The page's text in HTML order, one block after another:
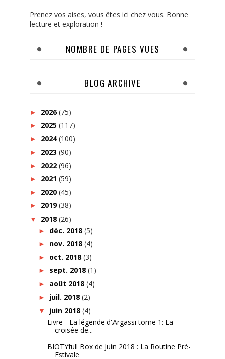
Prenez vos aises, vous êtes ici chez vous. Bonne
lecture et exploration !
NOMBRE DE PAGES VUES
BLOG ARCHIVE
► 2026(75)
► 2025 (117)
► 2024(100)
► 2023 (90)
► 2022 (96)
► 2021 (59)
► 2020 (45)
► 2019(38)
▼ 2018 (26)
► déc. 2018 (5)
► nov. 2018 (4)
► oct. 2018 (3)
► sept. 2018 (1)
► août 2018 (4)
► juil. 2018 (2)
▼ juin 2018 (4)
Livre - La légende d'Argassi tome 1: La
croisée de...
BIOTYfull Box de Juin 2018 : La Routine Pré-
Estivale